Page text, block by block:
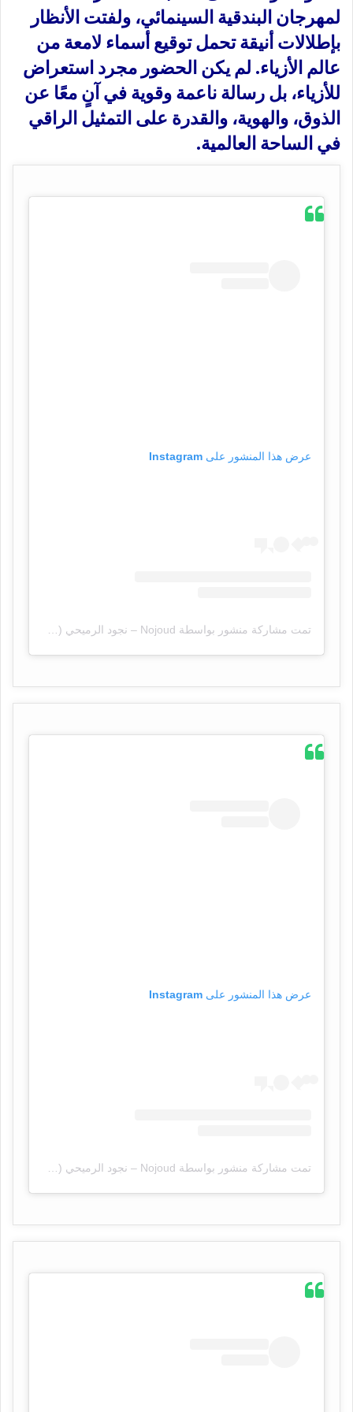
لمهرجان البندقية السينمائي، ولفتت الأنظار
بإطلالات أنيقة تحمل توقيع أسماء لامعة من
عالم الأزياء. لم يكن الحضور مجرد استعراض
للأزياء، بل رسالة ناعمة وقوية في آنٍ معًا عن
الذوق، والهوية، والقدرة على التمثيل الراقي
في الساحة العالمية.
عرض هذا المنشور على Instagram
تمت مشاركة منشور بواسطة ‏‎Nojoud – نجود الرميحي‎‏ (@‏‎nojoud_alrumaihi‎‏)
عرض هذا المنشور على Instagram
تمت مشاركة منشور بواسطة ‏‎Nojoud – نجود الرميحي‎‏ (@‏‎nojoud_alrumaihi‎‏)